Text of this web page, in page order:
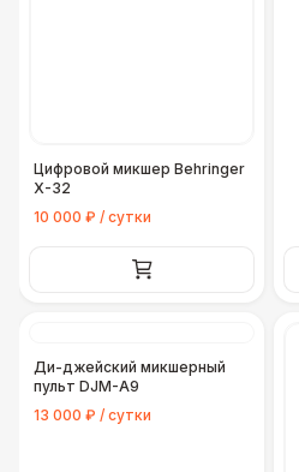
Цифровой микшер Behringer
X-32
10 000 ₽ / сутки
Ди-джейский микшерный
пульт DJM-A9
13 000 ₽ / сутки